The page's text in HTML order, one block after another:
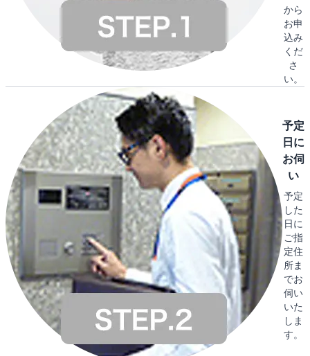
から
お申
込み
くだ
さ
い。
予定
日に
お伺
い
予定
した
日に
ご指
定住
所ま
でお
伺い
いた
しま
す。